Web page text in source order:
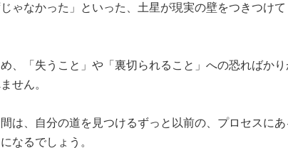
ゃなかった」といった、土星が現実の壁をつきつけて
、「失うこと」や「裏切られること」への恐ればか
せん。
は、自分の道を見つけるずっと以前の、プロセスに
なるでしょう。